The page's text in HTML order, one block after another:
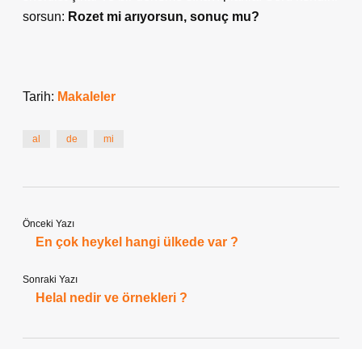
sorsun: Rozet mi arıyorsun, sonuç mu?
Tarih: Makaleler
al de mi
Önceki Yazı
En çok heykel hangi ülkede var ?
Sonraki Yazı
Helal nedir ve örnekleri ?